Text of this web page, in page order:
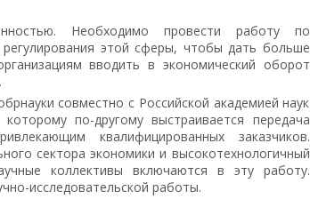
Необходимо провести работу по
этой сферы, чтобы дать больше
вводить в экономический оборот
совместно с Российской академией наук
по-другому выстраивается передача
квалифицированных заказчиков.
сектора экономики и высокотехнологичный
коллективы включаются в эту работу.
исследовательской работы.